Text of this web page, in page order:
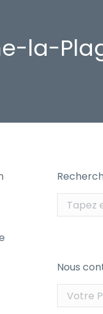
la-
:
Nous